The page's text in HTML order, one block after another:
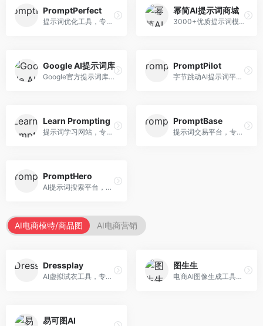
PromptPerfect
提示词优化工具，专注于提示词质量提升。面向AI用户，提供提示词优化、效果测试、版本对比等服务，提示词优化专业。
幂简AI提示词商城
3000+优质提示词模板平台，专注于中文提示词。面向中文AI用户，提供提示词模板、分类检索、一键使用等服务，中文提示词丰富。
Google AI提示词库
Google官方提示词库，专注于Gemini模型优化。面向开发者，提供官方提示词指南、最佳实践、示例代码等资源，权威性强。
PromptPilot
字节跳动AI提示词平台，专注于提示词优化与管理。面向AI用户，提供提示词优化、效果测试、团队协作等服务，企业级功能完善。
Learn Prompting
提示词学习网站，专注于提示词工程教育。面向AI学习者，提供提示词教程、最佳实践、案例研究等资源，教学内容系统。
PromptBase
提示词交易平台，专注于高质量提示词买卖。面向AI创作者，提供提示词交易、模板购买、创作者收益等服务，提示词质量高。
PromptHero
AI提示词搜索平台，整合多种AI工具提示词资源。面向AI创作者，提供提示词搜索、模板库、社区分享等服务，提示词资源丰富。
AI电商模特/商品图 AI电商营销
Dressplay
AI虚拟试衣工具，专注于服装电商体验。面向服装电商，提供虚拟试穿、尺码推荐、穿搭建议等服务，试衣体验真实。
图生生
电商AI图像生成工具，专注于商品图创作。面向电商卖家，提供商品图生成、背景替换、批量处理等服务，商品图质量高。
易可图AI